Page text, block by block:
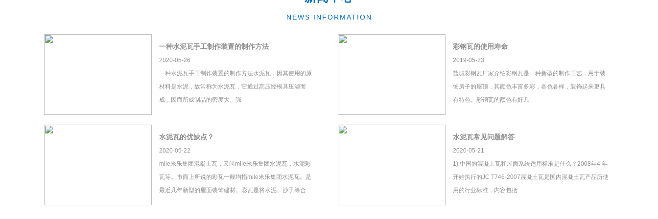
NEWS INFORMATION
一种水泥瓦手工制作装置的制作方法
2020-05-26
一种水泥瓦手工制作装置的制作方法水泥瓦，因其使用的原
材料是水泥，故常称为水泥瓦，它通过高压经模具压滤而
成，因而所成制品的密度大、强
彩钢瓦的使用寿命
2019-05-23
盐城彩钢瓦厂家介绍彩钢瓦是一种新型的制作工艺，用于装
饰房子的屋顶，其颜色丰富多彩，各色各样，装饰起来更具
有特色。彩钢瓦的颜色有好几
水泥瓦的优缺点？
2020-05-22
mile米乐集团混凝土瓦，又叫mile米乐集团水泥瓦，水泥彩
瓦等。市面上所说的彩瓦一般均指mile米乐集团水泥瓦。是
最近几年新型的屋面装饰建材。彩瓦是将水泥、沙子等合
水泥瓦常见问题解答
2020-05-21
1) 中国的混凝土瓦和屋面系统适用标准是什么？2008年4 年
开始执行的JC T746-2007混凝土瓦是国内混凝土瓦产品所使
用的行业标准，内容包括